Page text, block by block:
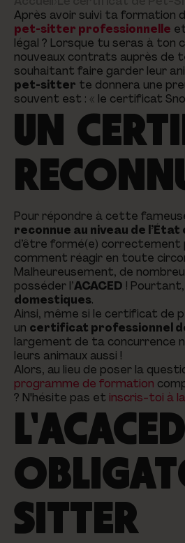
Après avoir suivi ta formation
pet-sitter professionnelle
légal ? Lorsque tu seras à
nouveaux contrats auprès de
souhaitant faire garder leur
pet-sitter te donnera une
souvent est : « le certificat
UN
Pour répondre à cette
reconnue au niveau de l’État
d’être formé(e) correctement
comment réagir en toute
Malheureusement, de
posséder l’ACACED !
domestiques.
Ainsi, même si le certificat de
un certificat professionnel
largement de ta concurrence
leurs animaux aussi !
Alors, au lieu de poser la
programme de formation
? N'hésite pas et inscris-toi à
SITTER